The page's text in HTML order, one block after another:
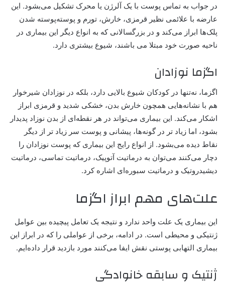
در جواب به تماس پوست با یک آلرژن یا محرک تشکیل می‌بشود. این
عارضه با علائمی نظیر قرمزی، خارش، تورم و پوسته‌پوسته شدن
پلک‌ها ابراز می‌کند و در بزرگسالانی که به انواع دیگر این بیماری در
ناحیه صورت خود مبتلا می باشند، شیوع بیشتری دارد.
اگزما نوزادان
اگزما، نه‌تنها در کودکان شیوع بالایی دارد، بلکه در نوزادان شیرخوار
هم با نشانه‌هایی همچون خارش بدن، خشکی شدید و قرمزی ابراز
اشکار می‌کند. این بیماری می‌تواند در هر نقطه‌ای از بدن نوزاد پدیدار
بشود، اما زیاد تر در گونه‌ها، پیشانی و پوست سر زیاد تر از دیگر
نقاط دیده می‌بشود. از انواع رایج این بیماری که پوست نوزادان را
دچار می‌کنند می‌توان به درماتیت آتوپیک، درماتیت تماسی، درماتیت
دیشیدروتیک و درماتیت سبوره‌ای اشاره کرد.
علت‌های مهم ابراز اگزما
این بیماری یک علت واحد ندارد و نتیجه یک تعامل پیچیده بین عوامل
ژنتیکی و محیطی است. در ادامه، برخی از عواملی را که در ابراز این
بیماری التهابی پوستی نقش ایفا می‌کنند مورد بازدید قرار داده‌ایم.
ژنتیک و سابقه خانوادگی